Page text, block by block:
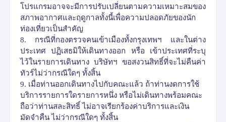
โปรแกรมอาจจะมีการปรับเปลี่ยนตามความเหมาะสมของ
สภาพอากาศและฤดูกาลทั้งนี้เพื่อความปลอดภัยของนัก
ท่องเที่ยวเป็นสำคัญ
8.
กรณีที่กองตรวจคนเข้าเมืองทั้งกรุงเทพฯ และในต่าง
ประเทศ ปฏิเสธมิให้เดินทางออก หรือ เข้าประเทศที่ระบุ
ไว้ในรายการเดินทาง บริษัทฯ ขอสงวนสิทธิ์ที่จะไม่คืนค่า
ทัวร์ไม่ว่ากรณีใดๆ ทั้งสิ้น
9. เมื่อท่านออกเดินทางไปกับคณะแล้ว ถ้าท่านงดการใช้
บริการรายการใดรายการหนึ่ง หรือไม่เดินทางพร้อมคณะ
ถือว่าท่านสละสิทธิ์ ไม่อาจเรียกร้องค่าบริการและเงิน
มัดจำคืน ไม่ว่ากรณีใดๆ ทั้งสิ้น